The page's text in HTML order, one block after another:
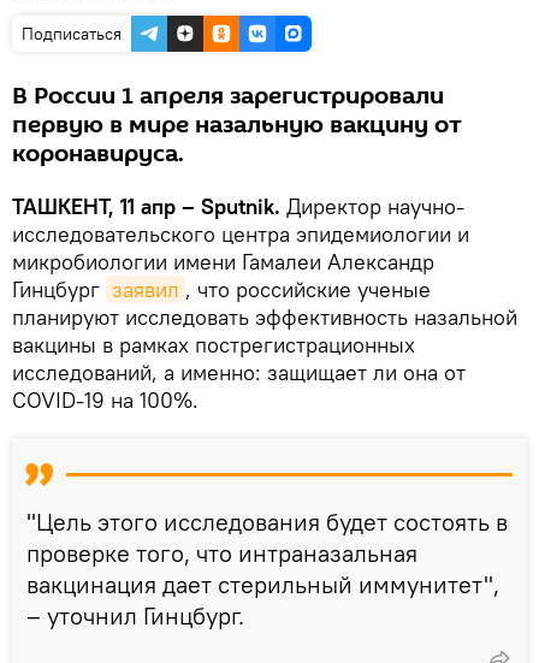
Подписаться
В России 1 апреля зарегистрировали
первую в мире назальную вакцину от
коронавируса.
ТАШКЕНТ, 11 апр – Sputnik. Директор научно-
исследовательского центра эпидемиологии и
микробиологии имени Гамалеи Александр
Гинцбург заявил , что российские ученые
планируют исследовать эффективность назальной
вакцины в рамках пострегистрационных
исследований, а именно: защищает ли она от
COVID-19 на 100%.
"Цель этого исследования будет состоять в
проверке того, что интраназальная
вакцинация дает стерильный иммунитет",
– уточнил Гинцбург.